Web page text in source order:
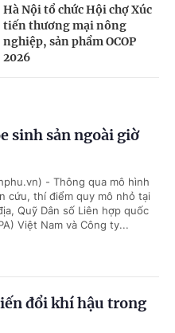
Hà Nội tổ chức Hội chợ Xúc
tiến thương mại nông
nghiệp, sản phẩm OCOP
2026
sinh sản ngoài giờ
- Thông qua mô hình
cứu, thí điểm quy mô nhỏ tại
Quỹ Dân số Liên hợp quốc
Việt Nam và Công ty...
đổi khí hậu trong